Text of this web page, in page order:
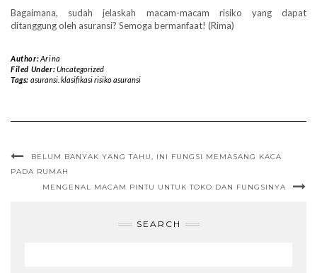
Bagaimana, sudah jelaskah macam-macam risiko yang dapat
ditanggung oleh asuransi? Semoga bermanfaat! (Rima)
Author:Arina
Filed Under:Uncategorized
Tags: asuransi. klasifikasi risiko asuransi
BELUM BANYAK YANG TAHU, INI FUNGSI MEMASANG KACA
PADA RUMAH
MENGENAL MACAM PINTU UNTUK TOKO DAN FUNGSINYA
SEARCH